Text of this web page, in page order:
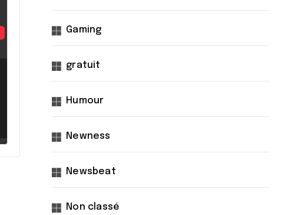
Gaming
gratuit
Humour
Newness
Newsbeat
Non classé